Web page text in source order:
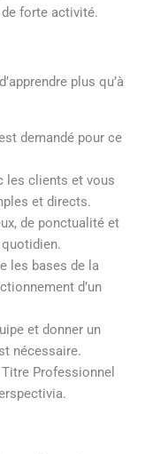
forte activité.
plus qu’à
demandé pour ce
les clients et vous
et directs.
de ponctualité et
les bases de la
d’un
et donner un
nécessaire.
Professionnel